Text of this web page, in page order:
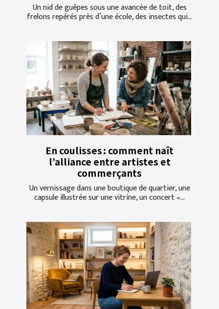
Un nid de guêpes sous une avancée de toit, des
frelons repérés près d’une école, des insectes qui...
En coulisses : comment naît
l’alliance entre artistes et
commerçants
Un vernissage dans une boutique de quartier, une
capsule illustrée sur une vitrine, un concert «...